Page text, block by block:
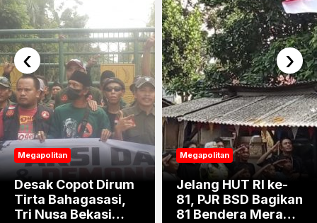
Megapolitan
Desak Copot Dirum
Tirta Bahagasasi,
Tri Nusa Bekasi
Megapolitan
Jelang HUT RI ke-
81, PJR BSD Bagikan
81 Bendera Merah
‹ ›